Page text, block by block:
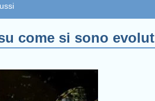
come si sono